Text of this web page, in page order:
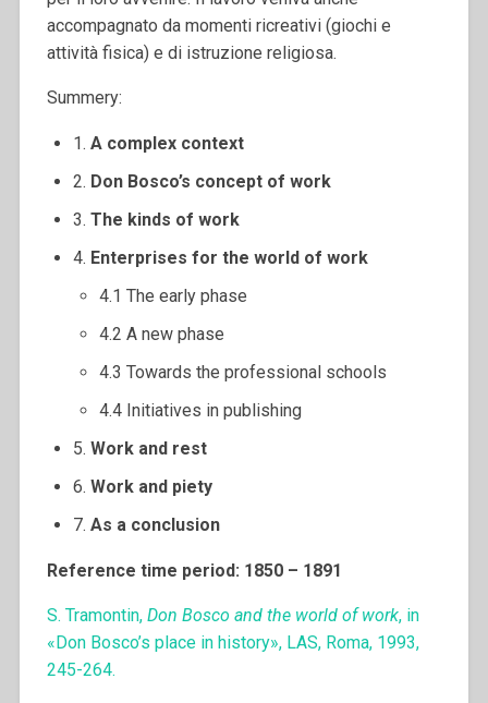
accompagnato da momenti ricreativi (giochi e
attività fisica) e di istruzione religiosa.
Summery:
1. A complex context
2. Don Bosco’s concept of work
3. The kinds of work
4. Enterprises for the world of work
4.1 The early phase
4.2 A new phase
4.3 Towards the professional schools
4.4 Initiatives in publishing
5. Work and rest
6. Work and piety
7. As a conclusion
Reference time period: 1850 – 1891
S. Tramontin, Don Bosco and the world of work, in
«Don Bosco’s place in history», LAS, Roma, 1993,
245-264.